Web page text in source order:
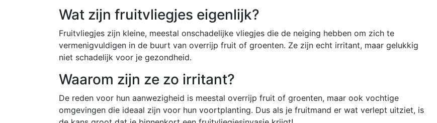
Wat zijn fruitvliegjes eigenlijk?
Fruitvliegjes zijn kleine, meestal onschadelijke vliegjes die de neiging hebben om zich te
vermenigvuldigen in de buurt van overrijp fruit of groenten. Ze zijn echt irritant, maar gelukkig
niet schadelijk voor je gezondheid.
Waarom zijn ze zo irritant?
De reden voor hun aanwezigheid is meestal overrijp fruit of groenten, maar ook vochtige
omgevingen die ideaal zijn voor hun voortplanting. Dus als je fruitmand er wat verlept uitziet, is